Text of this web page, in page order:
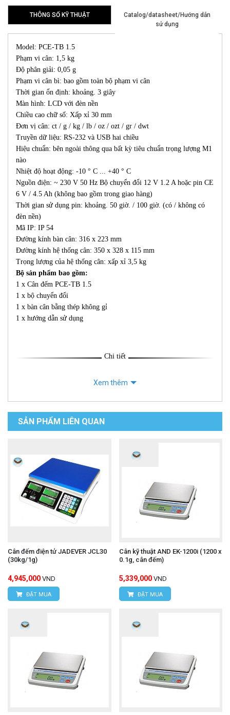
THÔNG SỐ KỸ THUẬT
Catalog/datasheet/Hướng dẫn
sử dụng
Model: PCE-TB 1.5
Phạm vi cân: 1,5 kg
Độ phân giải: 0,05 g
Phạm vi cân bì: bao gồm toàn bộ phạm vi cân
Thời gian ổn định: khoảng. 3 giây
Màn hình: LCD với đèn nền
Chiều cao chữ số: Xấp xỉ 30 mm
Đơn vị cân: ct / g / kg / lb / oz / ozt / gr / dwt
Truyền dữ liệu: RS-232 và USB hai chiều
Hiệu chuẩn: bên ngoài thông qua bất kỳ tiêu chuẩn trọng lượng M1
nào
Nhiệt độ hoạt động: -10 ° C ... +40 ° C
Nguồn điện: ~ 230 V 50 Hz Bộ chuyển đổi 12 V 1.2 A hoặc pin CE
6 V / 4.5 Ah (không bao gồm trong giao hàng)
Thời gian sử dụng pin: khoảng. 50 giờ. / 100 giờ. (có / không có
đèn nền)
Mã IP: IP 54
Đường kính bàn cân: 316 x 223 mm
Đường kính hệ thống cân: 350 x 328 x 115 mm
Trọng lượng của hệ thống cân: xấp xỉ 3,5 kg
Bộ sản phẩm bao gồm:
1 x Cân đếm PCE-TB 1.5
1 x bộ chuyển đổi
1 x bàn cân bằng thép không gỉ
1 x hướng dẫn sử dụng
Chi tiết
Xem thêm
SẢN PHẨM LIÊN QUAN
Cân đếm điện tử JADEVER JCL30
(30kg/1g)
4,945,000 VND
ĐẶT MUA
Cân kỹ thuật AND EK-1200i (1200 x
0.1g, cân đếm)
5,339,000 VND
ĐẶT MUA